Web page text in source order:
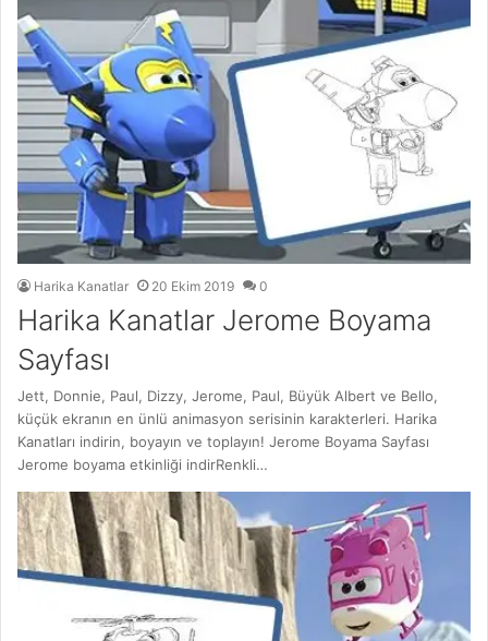
Harika Kanatlar 20 Ekim 2019 0
Harika Kanatlar Jerome Boyama
Sayfası
Jett, Donnie, Paul, Dizzy, Jerome, Paul, Büyük Albert ve Bello,
küçük ekranın en ünlü animasyon serisinin karakterleri. Harika
Kanatları indirin, boyayın ve toplayın! Jerome Boyama Sayfası
Jerome boyama etkinliği indirRenkli…